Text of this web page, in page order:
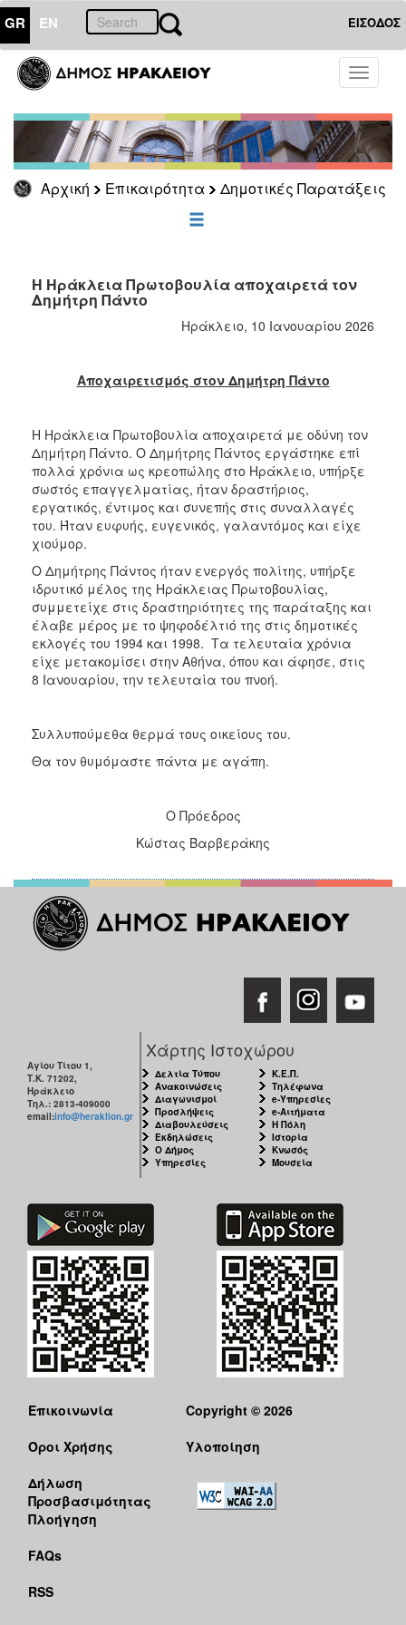
GR EN ΕΙΣΟΔΟΣ
Toggle
Αρχική Επικαιρότητα Δημοτικές Παρατάξεις
ΕΠΙΚΑΙΡΟΤΗΤΑ
Παρατάξεις
Αρχείο
ΕΠΙΣΚΕΠΤΗΣ
Η Ηράκλεια Πρωτοβουλία αποχαιρετά τον
Δημήτρη Πάντο
Ηράκλειο, 10 Ιανουαρίου 2026
Αποχαιρετισμός στον Δημήτρη Πάντο
Η Ηράκλεια Πρωτοβουλία αποχαιρετά με οδύνη τον
Δημήτρη Πάντο. Ο Δημήτρης Πάντος εργάστηκε επί
πολλά χρόνια ως κρεοπώλης στο Ηράκλειο, υπήρξε
σωστός επαγγελματίας, ήταν δραστήριος,
εργατικός, έντιμος και συνεπής στις συναλλαγές
του. Ήταν ευφυής, ευγενικός, γαλαντόμος και είχε
χιούμορ.
Ο Δημήτρης Πάντος ήταν ενεργός πολίτης, υπήρξε
ιδρυτικό μέλος της Ηράκλειας Πρωτοβουλίας,
συμμετείχε στις δραστηριότητες της παράταξης και
έλαβε μέρος με το ψηφοδέλτιό της στις δημοτικές
εκλογές του 1994 και 1998. Τα τελευταία χρόνια
είχε μετακομίσει στην Αθήνα, όπου και άφησε, στις
8 Ιανουαρίου, την τελευταία του πνοή.
Συλλυπούμεθα θερμά τους οικείους του.
Θα τον θυμόμαστε πάντα με αγάπη.
Ο Πρόεδρος
Κώστας Βαρβεράκης
Αγίου Τίτου 1,
Τ.Κ. 71202,
Ηράκλειο
Τηλ.: 2813-409000
email:info@heraklion.gr
Χάρτης Ιστοχώρου
Δελτία Τύπου
Ανακοινώσεις
Διαγωνισμοί
Προσλήψεις
Διαβουλεύσεις
Εκδηλώσεις
Ο Δήμος
Υπηρεσίες
Κ.Ε.Π.
Τηλέφωνα
e-Υπηρεσίες
e-Αιτήματα
Η Πόλη
Ιστορία
Κνωσός
Μουσεία
Επικοινωνία
Όροι Χρήσης
Δήλωση
Προσβασιμότητας
Πλοήγηση
FAQs
RSS
Copyright © 2026
Υλοποίηση